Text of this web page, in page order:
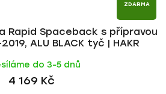
ZDARMA
Rapid Spaceback s přípravou
ALU BLACK tyč | HAKR
do 3-5 dnů
4 169 Kč